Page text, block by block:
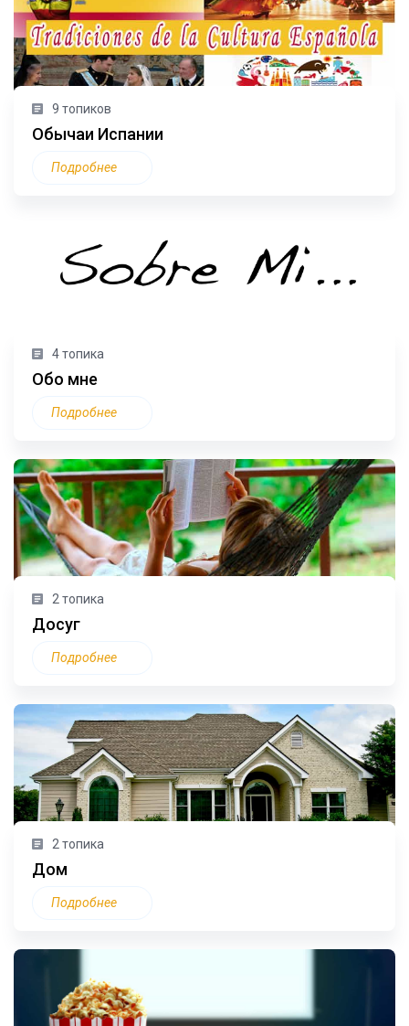
9 топиков
Обычаи Испании
Подробнее
4 топика
Обо мне
Подробнее
2 топика
Досуг
Подробнее
2 топика
Дом
Подробнее